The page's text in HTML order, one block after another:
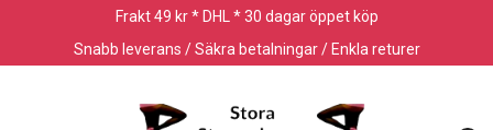
Frakt 49 kr * DHL * 30 dagar öppet köp
Snabb leverans / Säkra betalningar / Enkla returer